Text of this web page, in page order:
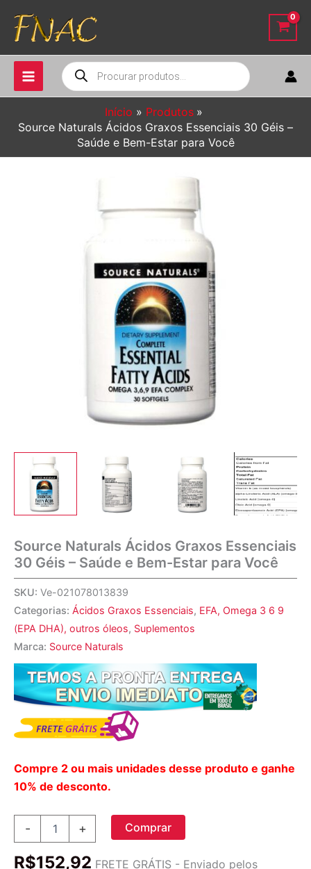
para
conteúdo
Pesquisar
produtos
Início
Produtos
Source Naturals Ácidos Graxos Essenciais 30 Géis –
Saúde e Bem-Estar para Você
Source Naturals Ácidos Graxos Essenciais
30 Géis – Saúde e Bem-Estar para Você
SKU: Ve-021078013839
Categorias: Ácidos Graxos Essenciais, EFA, Omega 3 6 9
(EPA DHA), outros óleos, Suplementos
Marca: Source Naturals
Compre 2 ou mais unidades desse produto e ganhe
10% de desconto.
-
Graxos
+ Comprar
R$152,92 FRETE GRÁTIS - Enviado pelos